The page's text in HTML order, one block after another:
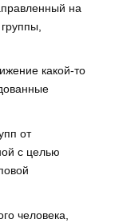
на
какой-то
от
с целью
человека,